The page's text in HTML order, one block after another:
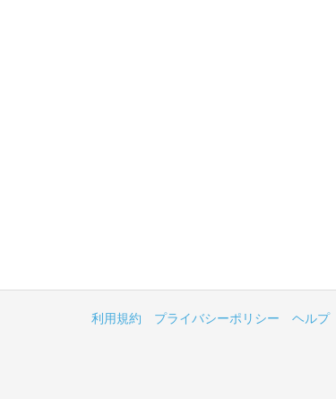
利用規約 プライバシーポリシー ヘルプ